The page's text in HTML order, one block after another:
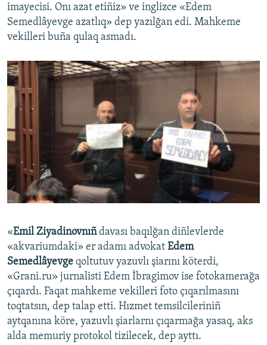
imayecisi. Onı azat etiñiz» ve inglizce «Edem
Semedlâyevge azatlıq» dep yazılğan edi. Mahkeme
vekilleri buña qulaq asmadı.
«Emil Ziyadinovnıñdavası baqılğan diñlevlerde
«akvariumdaki» er adamı advokat Edem
Semedlâyevge qoltutuv yazuvlı şiarını köterdi,
«Grani.ru» jurnalisti Edem İbragimov ise fotokamerağa
çıqardı. Faqat mahkeme vekilleri foto çıqarılmasını
toqtatsın, dep talap etti. Hızmet temsilcileriniñ
aytqanına köre, yazuvlı şiarlarnı çıqarmağa yasaq, aks
alda memuriy protokol tizilecek, dep ayttı.